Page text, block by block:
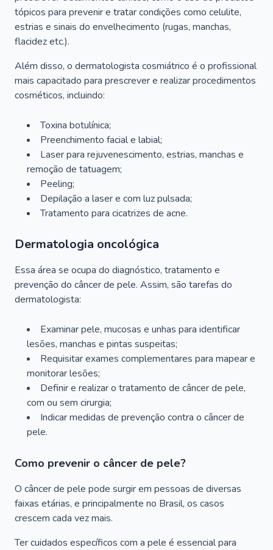
tópicos para prevenir e tratar condições como celulite,
estrias e sinais do envelhecimento (rugas, manchas,
flacidez etc.).
Além disso, o dermatologista cosmiátrico é o profissional
mais capacitado para prescrever e realizar procedimentos
cosméticos, incluindo:
Toxina botulínica;
Preenchimento facial e labial;
Laser para rejuvenescimento, estrias, manchas e
remoção de tatuagem;
Peeling;
Depilação a laser e com luz pulsada;
Tratamento para cicatrizes de acne.
Dermatologia oncológica
Essa área se ocupa do diagnóstico, tratamento e
prevenção do câncer de pele. Assim, são tarefas do
dermatologista:
Examinar pele, mucosas e unhas para identificar
lesões, manchas e pintas suspeitas;
Requisitar exames complementares para mapear e
monitorar lesões;
Definir e realizar o tratamento de câncer de pele,
com ou sem cirurgia;
Indicar medidas de prevenção contra o câncer de
pele.
Como prevenir o câncer de pele?
O câncer de pele pode surgir em pessoas de diversas
faixas etárias, e principalmente no Brasil, os casos
crescem cada vez mais.
Ter cuidados específicos com a pele é essencial para